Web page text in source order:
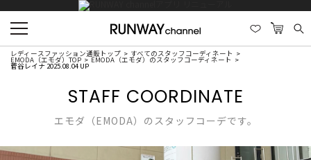
レディースファッション通販トップ すべてのスタッフコーディネート
EMODA（エモダ）TOP EMODA（エモダ）のスタッフコーディネート
菅谷レイナ 2025.08.04 UP
STAFF COORDINATE
エモダ（EMODA）のスタッフコーデです。